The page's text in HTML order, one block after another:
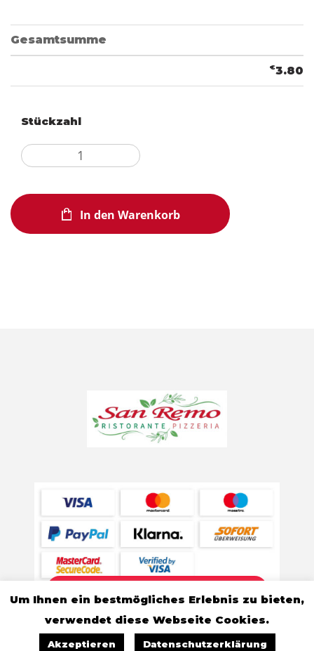
Gesamtsumme
€3.80
Stückzahl
In den Warenkorb
Standort
0 shop page
Um Ihnen ein bestmögliches Erlebnis zu bieten,
verwendet diese Webseite Cookies.
Akzeptieren Datenschutzerklärung